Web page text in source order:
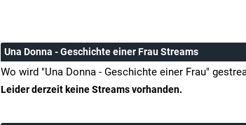
Una Donna - Geschichte einer Frau Streams
Wo wird "Una Donna - Geschichte einer Frau"
Leider derzeit keine Streams vorhanden.